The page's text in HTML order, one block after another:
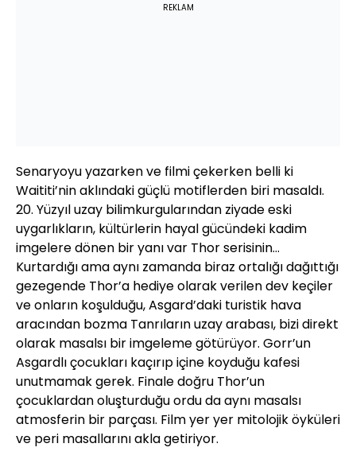
REKLAM
Senaryoyu yazarken ve filmi çekerken belli ki
Waititi’nin aklındaki güçlü motiflerden biri masaldı.
20. Yüzyıl uzay bilimkurgularından ziyade eski
uygarlıkların, kültürlerin hayal gücündeki kadim
imgelere dönen bir yanı var Thor serisinin…
Kurtardığı ama aynı zamanda biraz ortalığı dağıttığı
gezegende Thor’a hediye olarak verilen dev keçiler
ve onların koşulduğu, Asgard’daki turistik hava
aracından bozma Tanrıların uzay arabası, bizi direkt
olarak masalsı bir imgeleme götürüyor. Gorr’un
Asgardlı çocukları kaçırıp içine koyduğu kafesi
unutmamak gerek. Finale doğru Thor’un
çocuklardan oluşturduğu ordu da aynı masalsı
atmosferin bir parçası. Film yer yer mitolojik öyküleri
ve peri masallarını akla getiriyor.